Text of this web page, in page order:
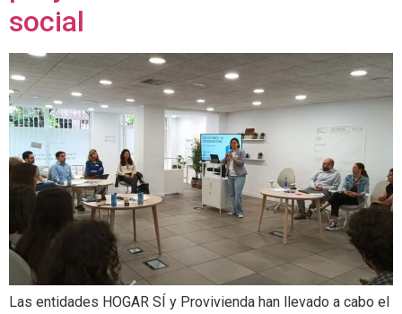
social
Las entidades HOGAR SÍ y Provivienda han llevado a cabo el